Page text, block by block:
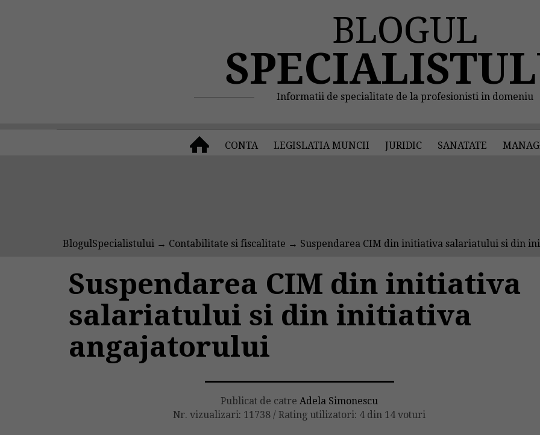
BLOGUL
Informatii de specialitate de la profesionisti in domeniu
CONTA LEGISLATIA MUNCII JURIDIC SANATATE
BlogulSpecialistului → Contabilitate si fiscalitate → Suspendarea CIM din initiativa salariatului si din
Suspendarea CIM din initiativa
salariatului si din initiativa
angajatorului
Publicat de catreAdela Simonescu
Nr. vizualizari: 11738 /Rating utilizatori: 4 din 14 voturi